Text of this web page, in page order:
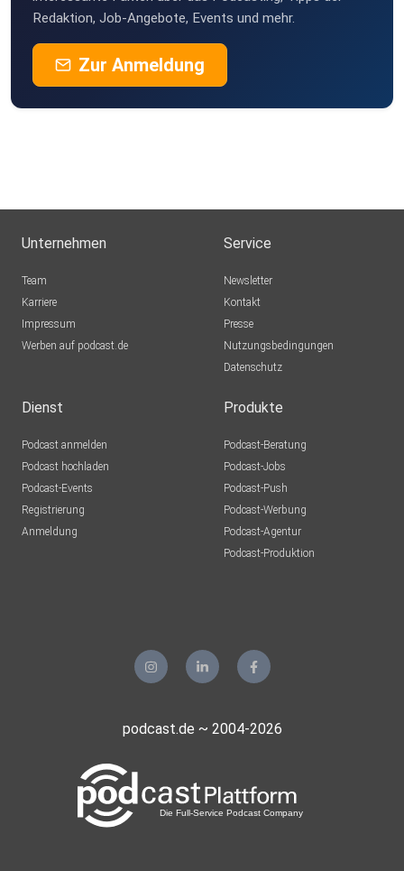
Redaktion, Job-Angebote, Events und mehr.
Zur Anmeldung
Unternehmen
Team
Karriere
Impressum
Werben auf podcast.de
Service
Newsletter
Kontakt
Presse
Nutzungsbedingungen
Datenschutz
Dienst
Podcast anmelden
Podcast hochladen
Podcast-Events
Registrierung
Anmeldung
Produkte
Podcast-Beratung
Podcast-Jobs
Podcast-Push
Podcast-Werbung
Podcast-Agentur
Podcast-Produktion
podcast.de ~ 2004-2026